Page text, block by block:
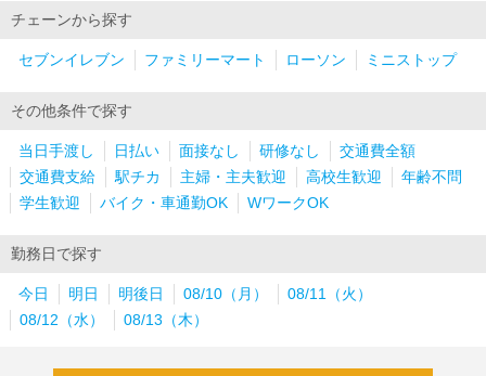
チェーンから探す
セブンイレブン ファミリーマート ローソン ミニストップ
その他条件で探す
当日手渡し 日払い 面接なし 研修なし
交通費全額
交通費支給
駅チカ 主婦・主夫歓迎 高校生歓迎
年齢不問
学生歓迎
バイク・車通勤OK WワークOK
勤務日で探す
今日 明日 明後日 08/10（月）
08/11（火）
08/12（水）
08/13（木）